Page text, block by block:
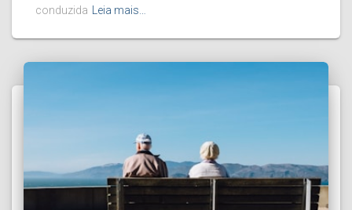
conduzida
Leia mais…